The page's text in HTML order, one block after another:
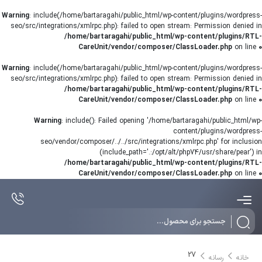
Warning: include(/home/bartaragahi/public_html/wp-content/plugins/wordpress-
seo/src/integrations/xmlrpc.php): failed to open stream: Permission denied in
/home/bartaragahi/public_html/wp-content/plugins/RTL-
CareUnit/vendor/composer/ClassLoader.php on line 0
Warning: include(/home/bartaragahi/public_html/wp-content/plugins/wordpress-
seo/src/integrations/xmlrpc.php): failed to open stream: Permission denied in
/home/bartaragahi/public_html/wp-content/plugins/RTL-
CareUnit/vendor/composer/ClassLoader.php on line 0
Warning: include(): Failed opening '/home/bartaragahi/public_html/wp-
content/plugins/wordpress-
seo/vendor/composer/../../src/integrations/xmlrpc.php' for inclusion
(include_path='.:/opt/alt/php74/usr/share/pear') in
/home/bartaragahi/public_html/wp-content/plugins/RTL-
CareUnit/vendor/composer/ClassLoader.php on line 0
خانه رسانه 27